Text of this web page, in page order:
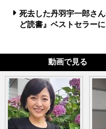
死去した丹羽宇一郎さ
ど読書』ベストセラーに
動画で見る